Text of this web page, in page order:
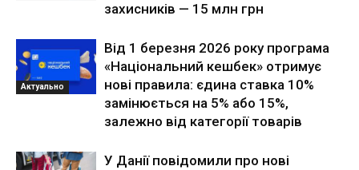
захисників — 15 млн грн
Актуально
Від 1 березня 2026 року програма
«Національний кешбек» отримує
нові правила: єдина ставка 10%
замінюється на 5% або 15%,
залежно від категорії товарів
У Данії повідомили про нові